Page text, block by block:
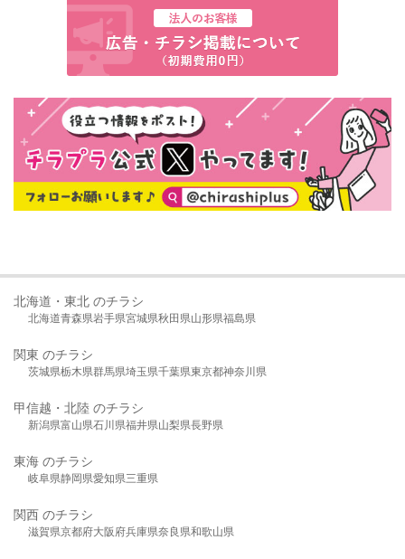
北海道・東北 のチラシ
北海道青森県岩手県宮城県秋田県山形県福島県
関東 のチラシ
茨城県栃木県群馬県埼玉県千葉県東京都神奈川県
甲信越・北陸 のチラシ
新潟県富山県石川県福井県山梨県長野県
東海 のチラシ
岐阜県静岡県愛知県三重県
関西 のチラシ
滋賀県京都府大阪府兵庫県奈良県和歌山県